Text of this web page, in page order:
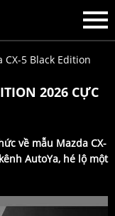
CX-5 Black Edition
2026 CỰC
về mẫu Mazda CX-
AutoYa, hé lộ một